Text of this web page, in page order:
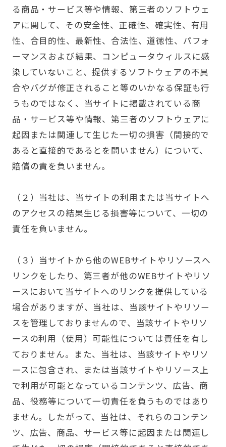
る商品・サービス等や情報、第三者のソフトウェ
アに関して、その安全性、正確性、確実性、有用
性、合目的性、最新性、合法性、道徳性、パフォ
ーマンスおよび結果、コンピュータウィルスに感
染していないこと、提供するソフトウェアの不具
合やバグが修正されること等のいかなる保証も行
うものではなく、当サイトに掲載されている商
品・サービス等や情報、第三者のソフトウェアに
起因または関連して生じた一切の損害（間接的で
あると直接的であるとを問いません）について、
賠償の責を負いません。
（２）当社は、当サイトの利用または当サイトへ
のアクセスの結果生じる損害等について、一切の
責任を負いません。
（３）当サイトから他のWEBサイトやリソースへ
リンクをしたり、第三者が他のWEBサイトやリソ
ースにおいて当サイトへのリンクを提供している
場合がありますが、当社は、当該サイトやリソー
スを管理しておりませんので、当該サイトやリソ
ースの利用（使用）可能性については責任を有し
ておりません。また、当社は、当該サイトやリソ
ースに包含され、または当該サイトやリソース上
で利用が可能となっているコンテンツ、広告、商
品、役務等について一切責任を負うものではあり
ません。したがって、当社は、それらのコンテン
ツ、広告、商品、サービス等に起因または関連し